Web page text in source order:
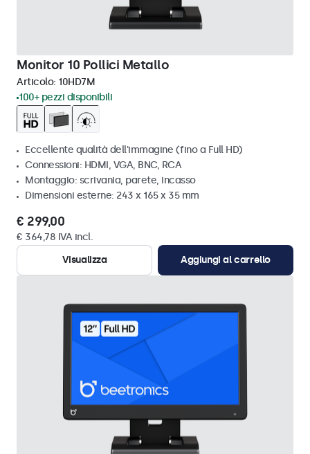
Monitor 10 Pollici Metallo
Articolo: 10HD7M
100+ pezzi disponibili
Eccellente qualità dell'immagine (fino a Full HD)
Connessioni: HDMI, VGA, BNC, RCA
Montaggio: scrivania, parete, incasso
Dimensioni esterne: 243 x 165 x 35 mm
€ 299,00
€ 364,78 IVA incl.
Visualizza
Aggiungi al carrello